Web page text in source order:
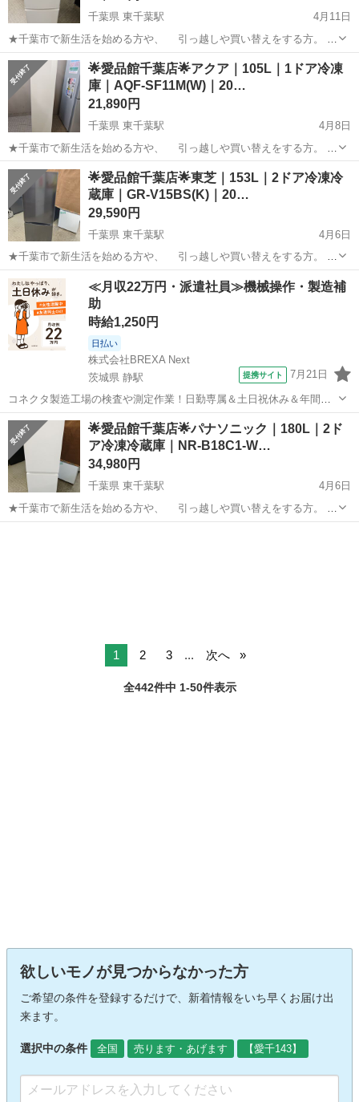
千葉県 東千葉駅
4月11日
★千葉市で新生活を始める方や、 引っ越しや買い替えをする方。
冷蔵庫～洗濯機の在庫多数取り揃えております。 単身用～ファミリ
ー向け、幅広く取り揃えております。 是非、千葉市リサイクルショ
ップ、 愛品館千葉...
千葉 千葉市 東千葉駅 キッチン家電
🌟愛品館千葉店🌟アクア｜105L｜1ドア冷凍
庫｜AQF-SF11M(W)｜20…
21,890円
千葉県 東千葉駅
4月8日
★千葉市で新生活を始める方や、 引っ越しや買い替えをする方。
冷蔵庫～洗濯機の在庫多数取り揃えております。 単身用～ファミリ
ー向け、幅広く取り揃えております。 是非、千葉市リサイクルショ
ップ、 愛品館千葉...
千葉 千葉市 東千葉駅 キッチン家電 AQF
🌟愛品館千葉店🌟東芝｜153L｜2ドア冷凍冷
蔵庫｜GR-V15BS(K)｜20…
29,590円
千葉県 東千葉駅
4月6日
★千葉市で新生活を始める方や、 引っ越しや買い替えをする方。
冷蔵庫～洗濯機の在庫多数取り揃えております。 単身用～ファミリ
ー向け、幅広く取り揃えております。 是非、千葉市リサイクルショ
ップ、 愛品館千葉...
千葉 千葉市 東千葉駅 キッチン家電 ドア
≪月収22万円・派遣社員≫機械操作・製造補
助
時給1,250円
日払い
株式会社BREXA Next
茨城県 静駅
提携サイト 7月21日
コネクタ製造工場の検査や測定作業！日勤専属＆土日祝休み＆年間休
日128日★クリーンルーム内作業★マイカー通勤OK＆無料駐車場あり
★就業先食堂利用可！日払い制度あり！《茨城県常陸大宮市》 人気の
工場のお仕事 ◇コネクタ製造工...
茨城 常陸大宮市 静駅 その他
🌟愛品館千葉店🌟パナソニック｜180L｜2ド
ア冷凍冷蔵庫｜NR-B18C1-W…
34,980円
千葉県 東千葉駅
4月6日
★千葉市で新生活を始める方や、 引っ越しや買い替えをする方。
冷蔵庫～洗濯機の在庫多数取り揃えております。 単身用～ファミリ
1 2 3 ... 次へ
全442件中 1-50件表示
欲しいモノが見つからなかった方
ご希望の条件を登録するだけで、新着情報をいち早くお届け出
来ます。
選択中の条件 全国 売ります・あげます 【愛千143】